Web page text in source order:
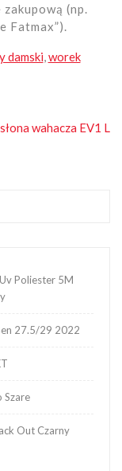
(np.
Fatmax”).
damski,worek
wahacza EV1 L
Poliester 5M
27.5/29 2022
Szare
Out Czarny